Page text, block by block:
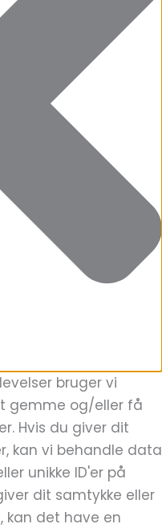
bruger vi
gemme og/eller få
Hvis du giver dit
kan vi behandle data
unikke ID'er på
dit samtykke eller
kan det have en